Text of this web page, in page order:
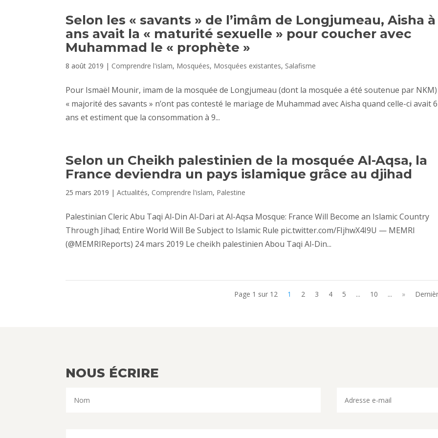
Selon les « savants » de l’imâm de Longjumeau, Aisha
ans avait la « maturité sexuelle » pour coucher avec
Muhammad le « prophète »
8 août 2019 | Comprendre l'islam, Mosquées, Mosquées existantes, Salafisme
Pour Ismaël Mounir, imam de la mosquée de Longjumeau (dont la mosquée a été soutenue par
« majorité des savants » n’ont pas contesté le mariage de Muhammad avec Aisha quand celle-ci avait 6
ans et estiment que la consommation à 9...
Selon un Cheikh palestinien de la mosquée Al-Aqsa, la
France deviendra un pays islamique grâce au djihad
25 mars 2019 |Actualités, Comprendre l'islam, Palestine
Palestinian Cleric Abu Taqi Al-Din Al-Dari at Al-Aqsa Mosque: France Will Become an Islamic Country
Through Jihad; Entire World Will Be Subject to Islamic Rule pic.twitter.com/FIjhwX4I9U — MEMRI
(@MEMRIReports) 24 mars 2019 Le cheikh palestinien Abou Taqi Al-Din...
Page 1 sur 12 1 2 3 4 5 ... 10 ... »
NOUS ÉCRIRE